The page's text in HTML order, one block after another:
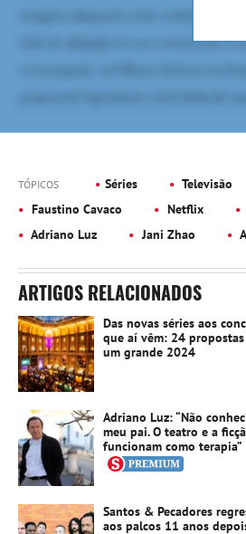
TÓPICOS Séries Televisão
Faustino Cavaco
Netflix
Adriano Luz
Jani Zhao
ARTIGOS RELACIONADOS
Das novas séries aos
que aí vêm: 24
um grande 2024
Adriano Luz: “Não
meu pai. O teatro e a
funcionam como terapia”
Santos & Pecadores
aos palcos 11 anos